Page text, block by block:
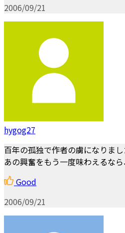
2006/09/21
hygog27
百年の孤独で作者の虜になりまし
あの興奮をもう一度味わえるなら
Good
2006/09/21